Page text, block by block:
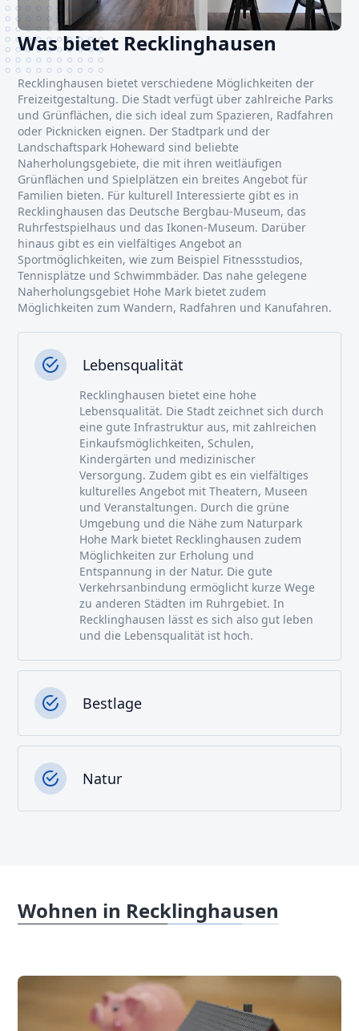
Was bietet Recklinghausen
Recklinghausen bietet verschiedene Möglichkeiten der
Freizeitgestaltung. Die Stadt verfügt über zahlreiche Parks
und Grünflächen, die sich ideal zum Spazieren, Radfahren
oder Picknicken eignen. Der Stadtpark und der
Landschaftspark Hoheward sind beliebte
Naherholungsgebiete, die mit ihren weitläufigen
Grünflächen und Spielplätzen ein breites Angebot für
Familien bieten. Für kulturell Interessierte gibt es in
Recklinghausen das Deutsche Bergbau-Museum, das
Ruhrfestspielhaus und das Ikonen-Museum. Darüber
hinaus gibt es ein vielfältiges Angebot an
Sportmöglichkeiten, wie zum Beispiel Fitnessstudios,
Tennisplätze und Schwimmbäder. Das nahe gelegene
Naherholungsgebiet Hohe Mark bietet zudem
Möglichkeiten zum Wandern, Radfahren und Kanufahren.
Lebensqualität
Recklinghausen bietet eine hohe
Lebensqualität. Die Stadt zeichnet sich durch
eine gute Infrastruktur aus, mit zahlreichen
Einkaufsmöglichkeiten, Schulen,
Kindergärten und medizinischer
Versorgung. Zudem gibt es ein vielfältiges
kulturelles Angebot mit Theatern, Museen
und Veranstaltungen. Durch die grüne
Umgebung und die Nähe zum Naturpark
Hohe Mark bietet Recklinghausen zudem
Möglichkeiten zur Erholung und
Entspannung in der Natur. Die gute
Verkehrsanbindung ermöglicht kurze Wege
zu anderen Städten im Ruhrgebiet. In
Recklinghausen lässt es sich also gut leben
und die Lebensqualität ist hoch.
Bestlage
Natur
Wohnen in Recklinghausen